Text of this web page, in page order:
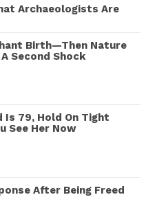
Archaeologists Are
Birth—Then Nature
Second Shock
Is 79, Hold On Tight
See Her Now
After Being Freed